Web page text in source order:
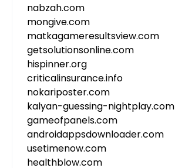
nabzah.com
mongive.com
matkagameresultsview.com
getsolutionsonline.com
hispinner.org
criticalinsurance.info
nokariposter.com
kalyan-guessing-nightplay.com
gameofpanels.com
androidappsdownloader.com
usetimenow.com
healthblow.com